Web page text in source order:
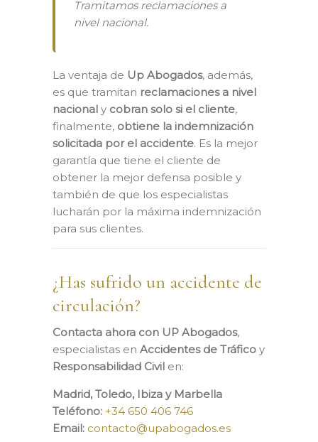
Tramitamos reclamaciones a
nivel nacional.
La ventaja de Up Abogados, además,
es que tramitan reclamaciones a nivel
nacional y cobran solo si el cliente,
finalmente, obtiene la indemnización
solicitada por el accidente. Es la mejor
garantía que tiene el cliente de
obtener la mejor defensa posible y
también de que los especialistas
lucharán por la máxima indemnización
para sus clientes.
¿Has sufrido un accidente de
circulación?
Contacta ahora con UP Abogados,
especialistas en Accidentes de Tráfico y
Responsabilidad Civil en:
Madrid, Toledo, Ibiza y Marbella
Teléfono: +34 650 406 746
Email: contacto@upabogados.es